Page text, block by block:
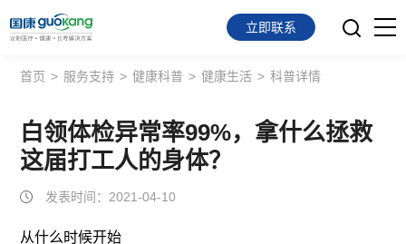
首页
面向会员
面向企业
立即联系
首页 > 服务支持 > 健康科普 > 健康生活 > 科普详情
白领体检异常率99%，拿什么拯救
这届打工人的身体？
发表时间：2021-04-10
从什么时候开始